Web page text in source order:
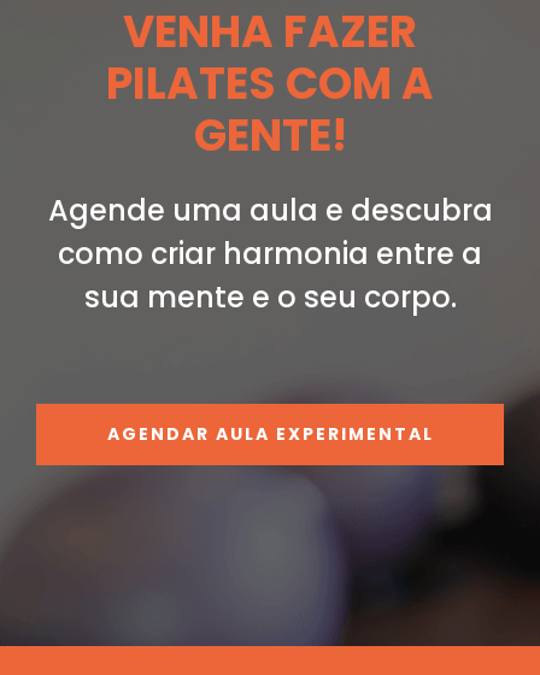
VENHA FAZER
PILATES COM A
GENTE!
Agende uma aula e descubra
como criar harmonia entre a
sua mente e o seu corpo.
AGENDAR AULA EXPERIMENTAL